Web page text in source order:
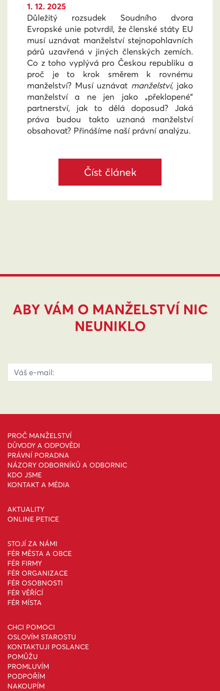
1. 12. 2025
Důležitý rozsudek Soudního dvora
Evropské unie potvrdil, že členské státy EU
musí uznávat manželství stejnopohlavních
párů uzavřená v jiných členských zemích.
Co z toho vyplývá pro Českou republiku a
proč je to krok směrem k rovnému
manželství? Musí uznávat manželství, jako
manželství a ne jen jako „překlopené“
partnerství, jak to dělá doposud? Jaká
práva budou takto uznaná manželství
obsahovat? Přinášíme naší právní analýzu.
Číst článek
ABY VÁM O MANŽELSTVÍ NIC
NEUNIKLO
PROČ MANŽELSTVÍ
DŮVODY A ODPOVĚDI
PRÁVNÍ PORADNA
NÁZORY ODBORNÍKŮ A ODBORNIC
KDO JSME
KONTAKT A MÉDIA
AKTUALITY
ONLINE PETICE
STOJÍ ZA NÁMI
FÉR MĚSTA A OBCE
FÉR FIRMY
FÉR ORGANIZACE
FÉR OSOBNOSTI
FÉR VĚŘÍCÍ
FÉR MÍSTA
CHCI POMOCI
OSLOVÍM STAROSTU
KONTAKTUJI POSLANCE
POMŮŽU
PROMLUVÍM
PODPOŘÍM
NAKOUPÍM